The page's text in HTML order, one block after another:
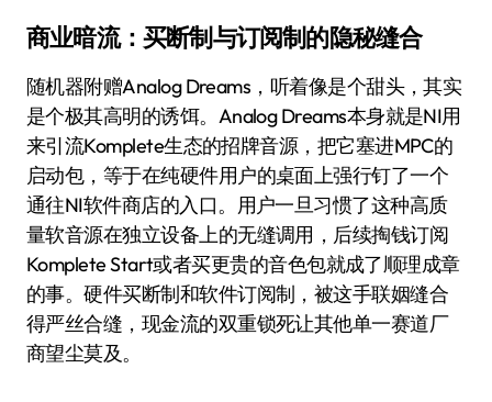
商业暗流：买断制与订阅制的隐秘缝合
随机器附赠Analog Dreams，听着像是个甜头，其实
是个极其高明的诱饵。Analog Dreams本身就是NI用
来引流Komplete生态的招牌音源，把它塞进MPC的
启动包，等于在纯硬件用户的桌面上强行钉了一个
通往NI软件商店的入口。用户一旦习惯了这种高质
量软音源在独立设备上的无缝调用，后续掏钱订阅
Komplete Start或者买更贵的音色包就成了顺理成章
的事。硬件买断制和软件订阅制，被这手联姻缝合
得严丝合缝，现金流的双重锁死让其他单一赛道厂
商望尘莫及。